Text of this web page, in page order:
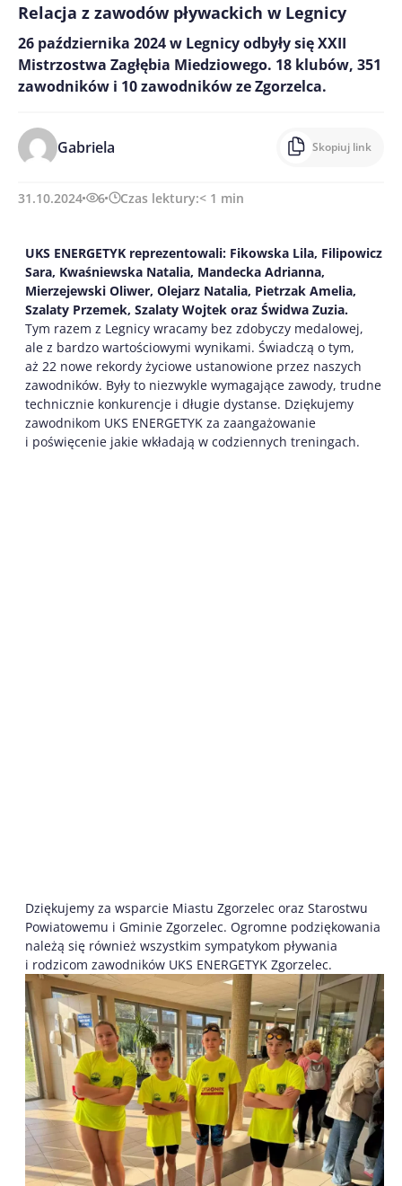
Relacja z zawodów pływackich w Legnicy
26 października 2024 w Legnicy odbyły się XXII
Mistrzostwa Zagłębia Miedziowego. 18 klubów, 351
zawodników i 10 zawodników ze Zgorzelca.
Gabriela Skopiuj link
31.10.2024 6 Czas lektury:< 1 min
UKS ENERGETYK reprezentowali: Fikowska Lila, Filipowicz
Sara, Kwaśniewska Natalia, Mandecka Adrianna,
Mierzejewski Oliwer, Olejarz Natalia, Pietrzak Amelia,
Szalaty Przemek, Szalaty Wojtek oraz Świdwa Zuzia.
Tym razem z Legnicy wracamy bez zdobyczy medalowej,
ale z bardzo wartościowymi wynikami. Świadczą o tym,
aż 22 nowe rekordy życiowe ustanowione przez naszych
zawodników. Były to niezwykle wymagające zawody, trudne
technicznie konkurencje i długie dystanse. Dziękujemy
zawodnikom UKS ENERGETYK za zaangażowanie
i poświęcenie jakie wkładają w codziennych treningach.
Dziękujemy za wsparcie Miastu Zgorzelec oraz Starostwu
Powiatowemu i Gminie Zgorzelec. Ogromne podziękowania
należą się również wszystkim sympatykom pływania
i rodzicom zawodników UKS ENERGETYK Zgorzelec.